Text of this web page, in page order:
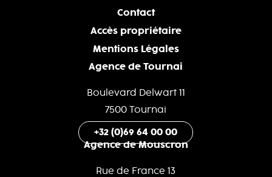
Contact
Accès propriétaire
Mentions Légales
Agence de Tournai
Boulevard Delwart 11
7500 Tournai
+32 (0)69 64 00 00
Agence de Mouscron
Rue de France 13